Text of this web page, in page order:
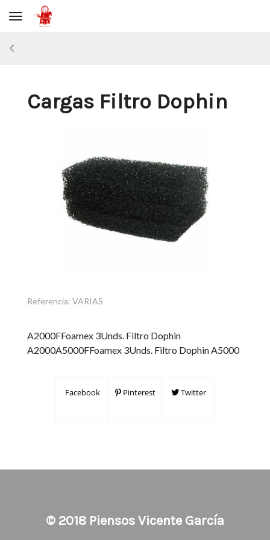
Toggle navigation
Cargas Filtro Dophin
Referencia: VARIAS
A2000FFoamex 3Unds. Filtro Dophin
A2000A5000FFoamex 3Unds. Filtro Dophin A5000
Facebook Pinterest Twitter
© 2018 Piensos Vicente García